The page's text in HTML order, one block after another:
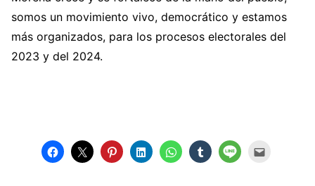
somos un movimiento vivo, democrático y estamos
más organizados, para los procesos electorales del
2023 y del 2024.